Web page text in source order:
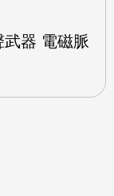
器 電磁脈